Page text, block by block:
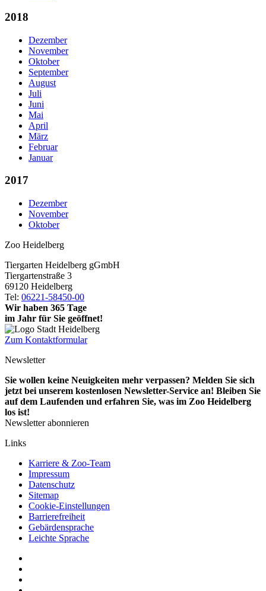
2018
Dezember
November
Oktober
September
August
Juli
Juni
Mai
April
März
Februar
Januar
2017
Dezember
November
Oktober
Zoo Heidelberg
Tiergarten Heidelberg gGmbH
Tiergartenstraße 3
69120 Heidelberg
Tel: 06221-58450-00
Wir haben 365 Tage
im Jahr für Sie geöffnet!
Zum Kontaktformular
Newsletter
Sie wollen keine Neuigkeiten mehr verpassen? Melden Sie sich
jetzt bei unserem kostenlosen Newsletter-Service an! Bleiben Sie
auf dem Laufenden und erfahren Sie, was im Zoo Heidelberg
los ist!
Newsletter abonnieren
Links
Karriere & Zoo-Team
Impressum
Datenschutz
Sitemap
Cookie-Einstellungen
Barrierefreiheit
Gebärdensprache
Leichte Sprache
Social
Media